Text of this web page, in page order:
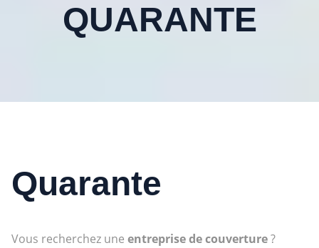
QUARANTE
Quarante
Vous recherchez une entreprise de couverture?